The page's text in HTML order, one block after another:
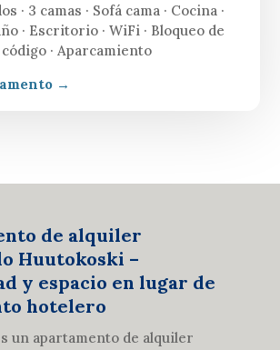
· 3 camas · Sofá cama · Cocina ·
· Escritorio · WiFi · Bloqueo de
código · Aparcamiento
→
de alquiler
Huutokoski –
y espacio en lugar de
hotelero
un apartamento de alquiler